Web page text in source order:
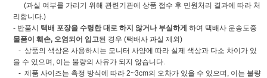
(과실 여부를 가리기 위해 관련기관에 상품 접수 후 민원처리 결과에 따라 처
리합니다.)
- 반품시 택배 포장을 수령한 대로 하지 않거나 부실하게 하여 택배사 운송도중
물품이 훼손, 오염되어 입고된 경우 (택배사 과실 제외)
- 상품의 색상은 사용하시는 모니터 사양에 따라 실제 색상과 다소 차이가 있
을 수 있으며, 이는 불량의 사유가 되지 않습니다.
- 제품 사이즈는 측정 방식에 따라 2~3cm의 오차가 있을 수 있으며, 이는 불량